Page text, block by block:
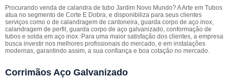
Procurando venda de calandra de tubo Jardim Novo Mundo? A Arte em Tubos
atua no segmento de Corte E Dobra, e disponibiliza para seus clientes
serviços como o de calandragem de cantoneira, guarda corpo de aço inox,
calandragem de perfil, guarda corpo de aço galvanizado, conformação de
tubos e solda em aço inox. Para uma maior satisfação dos clientes, a empresa
busca investir nos melhores profissionais do mercado, e em instalações
modernas, garantindo assim, a sua confiança e boa cotação no mercado.
Corrimãos Aço Galvanizado